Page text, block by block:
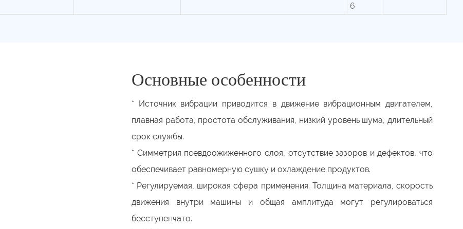
6
Основные особенности
* Источник вибрации приводится в движение вибрационным двигателем,
плавная работа, простота обслуживания, низкий уровень шума, длительный
срок службы.
* Симметрия псевдоожиженного слоя, отсутствие зазоров и дефектов, что
обеспечивает равномерную сушку и охлаждение продуктов.
* Регулируемая, широкая сфера применения. Толщина материала, скорость
движения внутри машины и общая амплитуда могут регулироваться
бесступенчато.